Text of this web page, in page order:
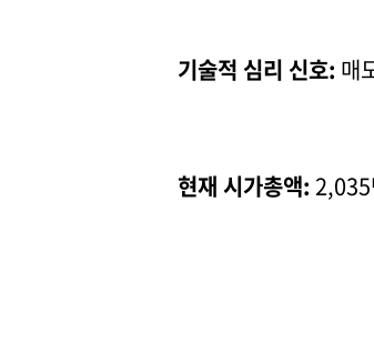
기술적 심리 신호: 매
현재 시가총액: 2,035